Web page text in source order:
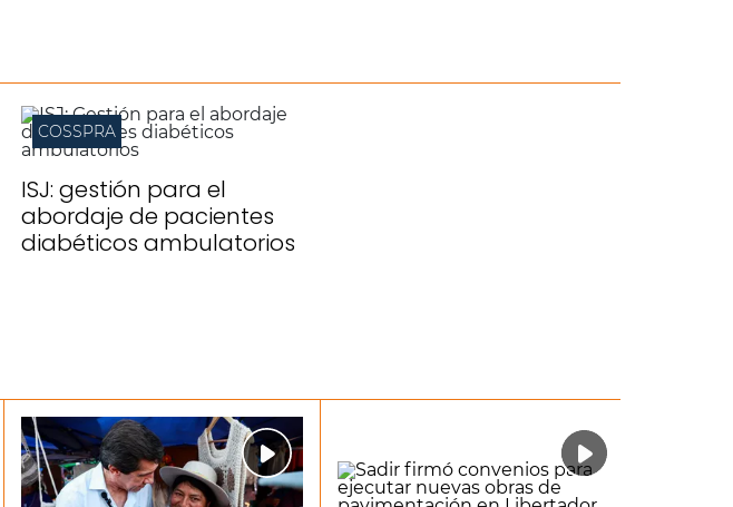
COSSPRA
ISJ: gestión para el
abordaje de pacientes
diabéticos ambulatorios